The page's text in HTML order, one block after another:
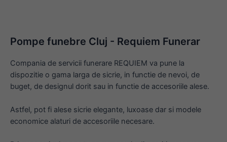
Pompe funebre Cluj - Requiem Funerar
Compania de servicii funerare REQUIEM va pune la
dispozitie o gama larga de sicrie, in functie de nevoi, de
buget, de designul dorit sau in functie de accesoriile alese.
Astfel, pot fi alese sicrie elegante, luxoase dar si modele
economice alaturi de accesoriile necesare.